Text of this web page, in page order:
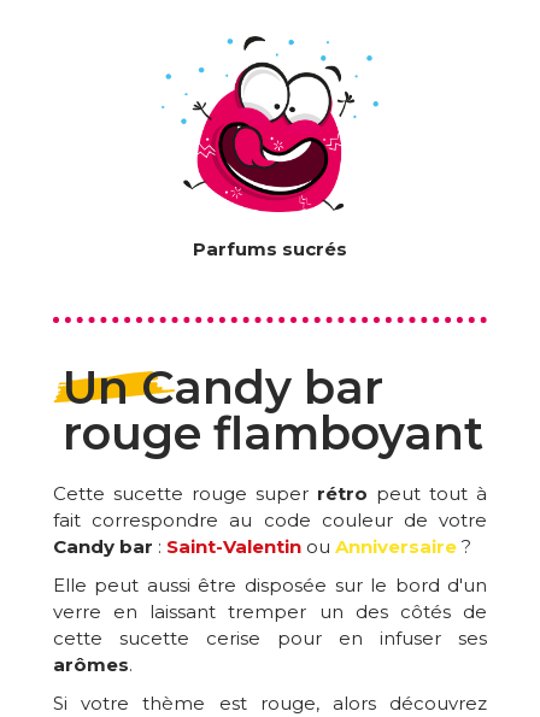
Parfums sucrés
Un Candy bar
rouge flamboyant
Cette sucette rouge super rétro peut tout à
fait correspondre au code couleur de votre
Candy bar : Saint-Valentinou Anniversaire ?
Elle peut aussi être disposée sur le bord d'un
verre en laissant tremper un des côtés de
cette sucette cerise pour en infuser ses
arômes.
Si votre thème est rouge, alors découvrez